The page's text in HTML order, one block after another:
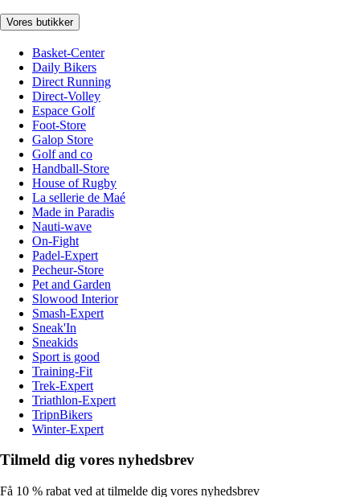
Vores butikker
Basket-Center
Daily Bikers
Direct Running
Direct-Volley
Espace Golf
Foot-Store
Galop Store
Golf and co
Handball-Store
House of Rugby
La sellerie de Maé
Made in Paradis
Nauti-wave
On-Fight
Padel-Expert
Pecheur-Store
Pet and Garden
Slowood Interior
Smash-Expert
Sneak'In
Sneakids
Sport is good
Training-Fit
Trek-Expert
Triathlon-Expert
TripnBikers
Winter-Expert
Tilmeld dig vores nyhedsbrev
Få 10 % rabat ved at tilmelde dig vores nyhedsbrev